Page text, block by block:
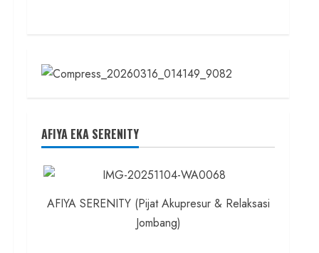
AFIYA EKA SERENITY
AFIYA SERENITY (Pijat Akupresur & Relaksasi
Jombang)